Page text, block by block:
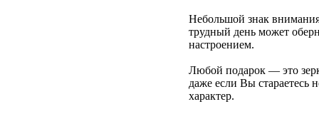
Небольшой знак
трудный день может
настроением.
Любой подарок — это
даже если Вы стараетесь
характер.